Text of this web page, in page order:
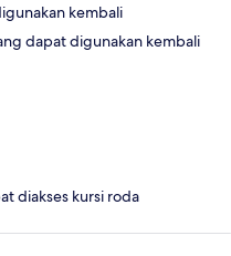
kembali
dapat digunakan kembali
diakses kursi roda